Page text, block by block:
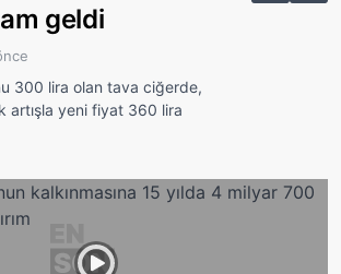
geldi
300 lira olan tava ciğerde,
artışla yeni fiyat 360 lira